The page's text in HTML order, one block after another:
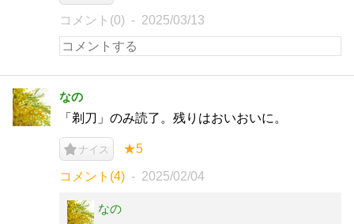
コメント(0) 2025/03/13
なの
「剃刀」のみ読了。残りはおいおいに。
ナイス ★5
コメント(4) 2025/02/04
なの